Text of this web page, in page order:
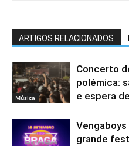
ARTIGOS RELACIONADOS
Música
Concerto
polémica:
e espera
grande